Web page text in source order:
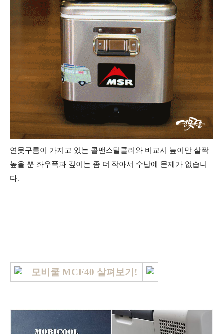
연못구름이 가지고 있는 콜맨스틸쿨러와 비교시 높이만 살짝
높을 뿐 좌우폭과 깊이는 좀 더 작아서 수납에 문제가 없습니
다.
모비쿨 MCF40 살펴보기!